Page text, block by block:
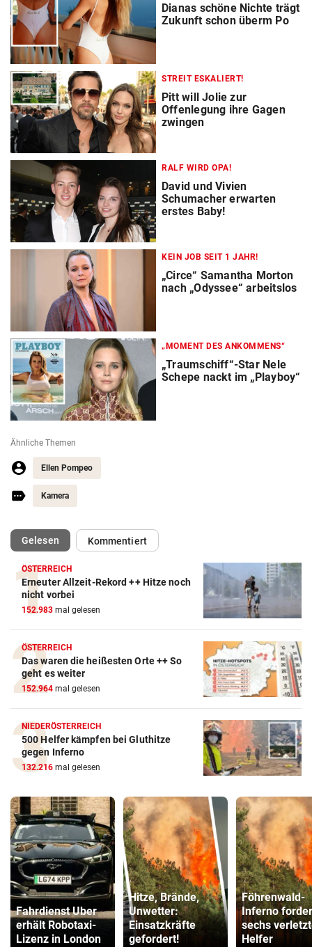
Dianas schöne Nichte trägt
Zukunft schon überm Po
STREIT ESKALIERT!
Pitt will Jolie zur
Offenlegung ihre Gagen
zwingen
RALF WIRD OPA!
David und Vivien
Schumacher erwarten
erstes Baby!
KEIN JOB SEIT 1 JAHR!
„Circe“ Samantha Morton
nach „Odyssee“ arbeitslos
„MOMENT DES ANKOMMENS“
„Traumschiff“-Star Nele
Schepe nackt im „Playboy“
Ähnliche Themen
Ellen Pompeo
Kamera
Gelesen(ausgewählt)Kommentiert
ÖSTERREICH
Erneuter Allzeit-Rekord ++ Hitze noch
nicht vorbei
152.983 mal gelesen
ÖSTERREICH
Das waren die heißesten Orte ++ So
geht es weiter
152.964 mal gelesen
NIEDERÖSTERREICH
500 Helfer kämpfen bei Gluthitze
gegen Inferno
132.216 mal gelesen
Fahrdienst Uber
erhält Robotaxi-
Lizenz in London
Hitze, Brände,
Unwetter:
Einsatzkräfte
gefordert!
Föhrenwald-
Inferno
sechs
Helfer